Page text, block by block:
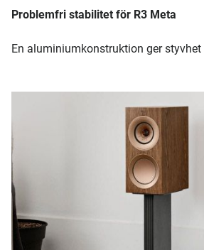
Problemfri stabilitet för R3 Meta
En aluminiumkonstruktion ger